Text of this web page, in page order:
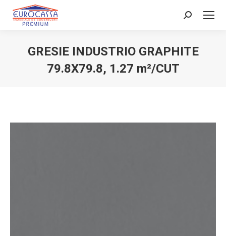
Search:
GRESIE INDUSTRIO GRAPHITE
79.8X79.8, 1.27 m²/CUT